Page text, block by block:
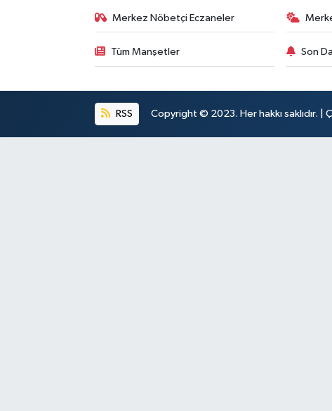
Merkez Nöbetçi Eczaneler
Tüm Manşetler Son
RSS Copyright © 2023. Her hakkı saklıdır. |